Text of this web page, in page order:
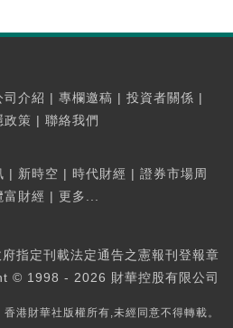
司介紹 | 專欄邀稿 | 投資者關係 |
政策 | 聯絡我們
| 新時空 | 時代財經 | 證券市場周
富財經 | 更多...
指定刊載法定通告之憲報刊登報章
© 1998 - 2026 財華控股有限公司
香港財華社版權所有,未經同意不得轉載。